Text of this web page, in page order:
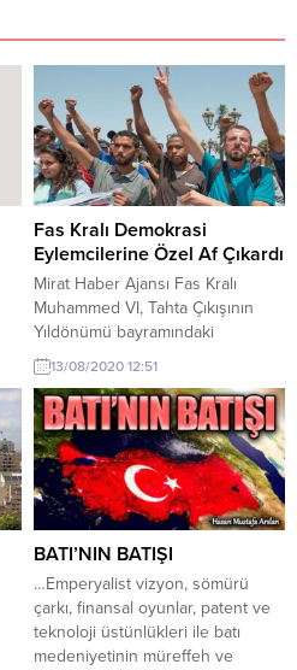
Fas Kralı Demokrasi
Eylemcilerine Özel Af Çıkardı
Mirat Haber Ajansı Fas Kralı
Muhammed VI, Tahta Çıkışının
Yıldönümü bayramındaki
törenlerin bir parçası olarak Hirak
Rif Hareketi’nin bazı üyeleri için
kraliyet affı yayınladı. Yüzlerce
tutuklu ve mahkum da serbest
bırakıldı. Popüler hareket, 2016
yılında Fas’ın kuzey Rif
bölgesindeki protestolarda
patlamış ve polis tarafından el
konan ürünlerini geri almaya
çalışırken...
13/08/2020 12:51
BATI’NIN BATIŞI
…Emperyalist vizyon, sömürü
çarkı, finansal oyunlar, patent ve
teknoloji üstünlükleri ile batı
medeniyetinin müreffeh ve